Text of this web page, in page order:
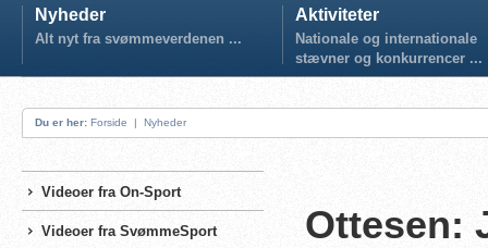
Nyheder
Alt nyt fra svømmeverdenen ...
Aktiviteter
Nationale og internationale
stævner og konkurrencer ...
Du er her: Forside | Nyheder
Videoer fra On-Sport
Videoer fra SvømmeSport
Ottesen: